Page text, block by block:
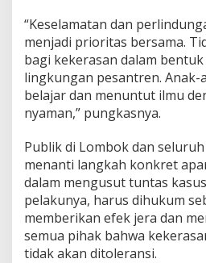
“Keselamatan dan
menjadi prioritas bersama.
bagi kekerasan dalam
lingkungan pesantren. Anak-
belajar dan menuntut ilmu
nyaman,” pungkasnya.
Publik di Lombok dan
menanti langkah konkret
dalam mengusut tuntas
pelakunya, harus dihukum
memberikan efek jera dan
semua pihak bahwa
tidak akan ditoleransi.